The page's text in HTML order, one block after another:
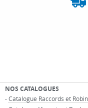
NOS CATALOGUES
-Catalogue Raccords et